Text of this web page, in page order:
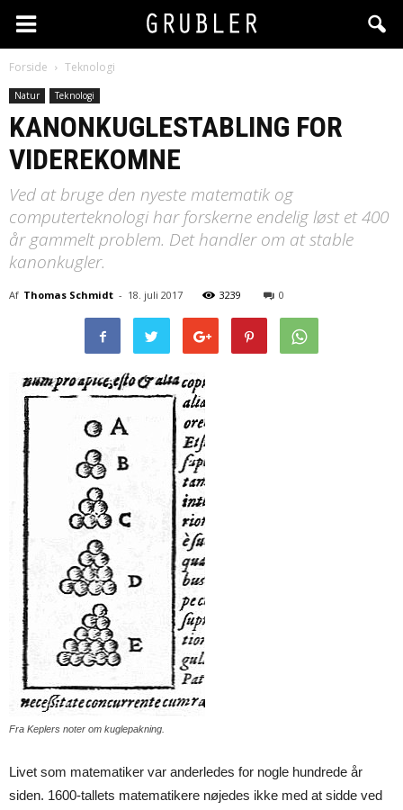
Forside Teknologi
Natur Teknologi
KANONKUGLESTABLING FOR
VIDEREKOMNE
Ved at bruge den nyeste matematik og
computerteknologi har forskerne endelig løst et 400
år gammelt problem. Det handler om at stable
kanonkugler.
Af Thomas Schmidt - 18. juli 2017 3239 0
Fra Keplers noter om kuglepakning.
Livet som matematiker var anderledes for nogle hundrede år
siden. 1600-tallets matematikere nøjedes ikke med at sidde ved